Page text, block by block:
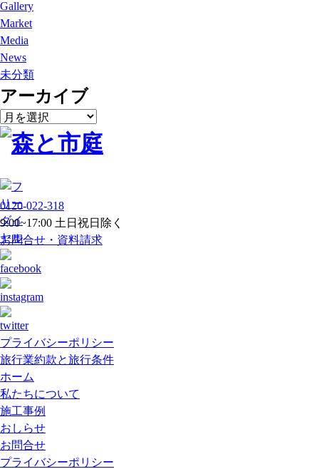
Gallery
Market
Media
News
未分類
アーカイブ
ア
ー
ブ
0120-022-318
9:00~17:00 土日祝日除く
お問合せ・資料請求
プライバシーポリシー
旅行業約款と旅行条件
ホーム
私たちについて
施工事例
おしらせ
お問合せ
プライバシーポリシー